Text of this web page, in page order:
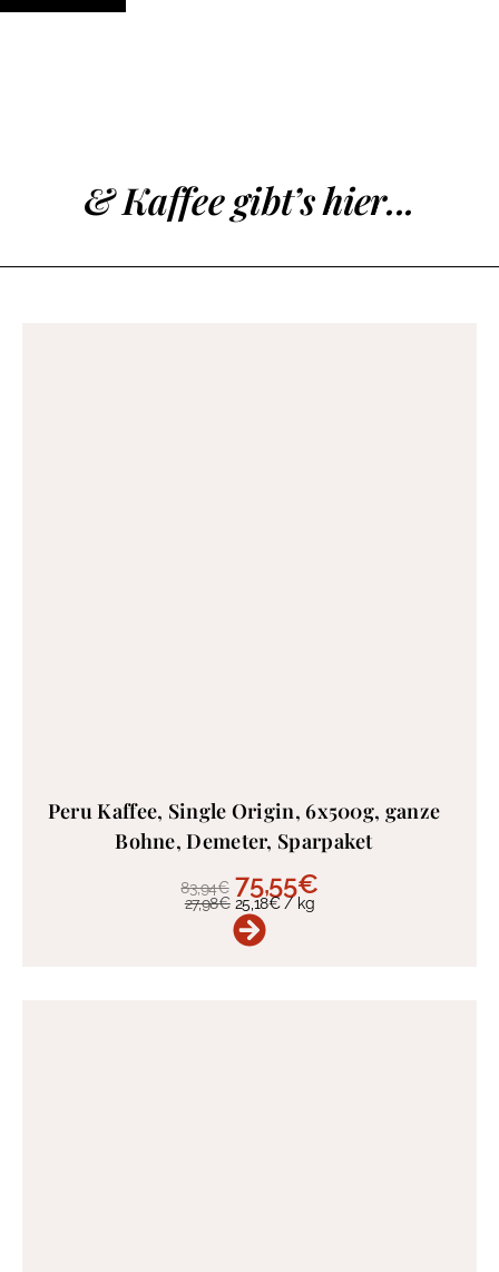
& Kaffee gibt’s hier...
Peru Kaffee, Single Origin, 6x500g, ganze
Bohne, Demeter, Sparpaket
83,94€ 75,55€
27,98€ 25,18€/kg